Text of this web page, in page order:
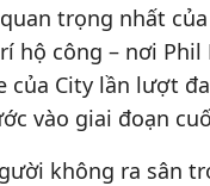
trọng nhất của
hộ công – nơi Phil
của City lần lượt
vào giai đoạn
không ra sân